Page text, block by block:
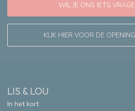
WIL JE ONS IETS
KLIK HIER VOOR DE
LIS & LOU
In het kort